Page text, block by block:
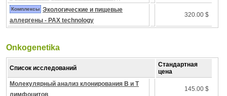
Комплексы Экологические и пищевые
аллергены - PAX technology
320.00 $
Onkogenetika
Список исследований
Стандартная
цена
Молекулярный анализ клонирования B и T
лимфоцитов
145.00 $